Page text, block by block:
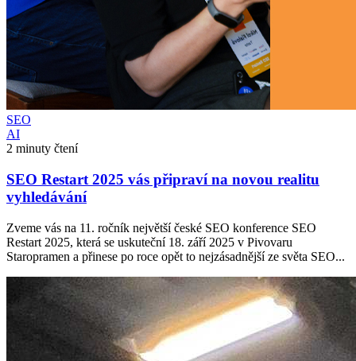
SEO
AI
2 minuty čtení
SEO Restart 2025 vás připraví na novou realitu
vyhledávání
Zveme vás na 11. ročník největší české SEO konference SEO
Restart 2025, která se uskuteční 18. září 2025 v Pivovaru
Staropramen a přinese po roce opět to nejzásadnější ze světa SEO...